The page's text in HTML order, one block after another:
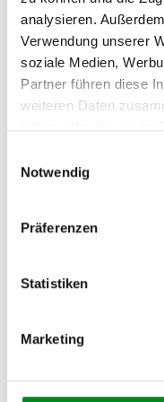
analysieren.
Verwendung unserer
soziale Medien,
Partner führen diese
weiteren Daten
haben oder die sie im
Notwendig
Präferenzen
Statistiken
Marketing
Oder einfachim Chat
Hersteller/EU
Person
Hersteller
Unternehmensname:
Adresse:
E-Mail:
02541/8483601